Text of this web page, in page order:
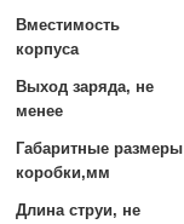
Вместимость
корпуса
Выход заряда, не
менее
Габаритные размеры
коробки,мм
Длина струи, не